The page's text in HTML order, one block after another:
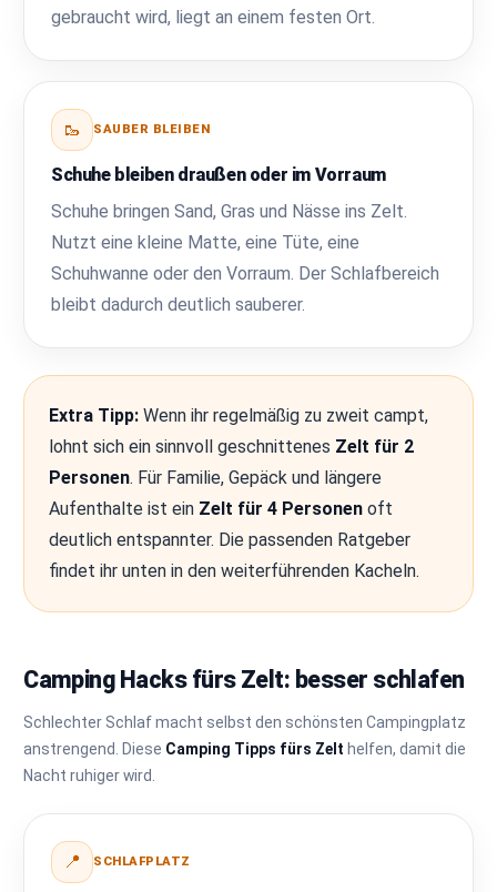
gebraucht wird, liegt an einem festen Ort.
🥾 SAUBER BLEIBEN
Schuhe bleiben draußen oder im Vorraum
Schuhe bringen Sand, Gras und Nässe ins Zelt.
Nutzt eine kleine Matte, eine Tüte, eine
Schuhwanne oder den Vorraum. Der Schlafbereich
bleibt dadurch deutlich sauberer.
Extra Tipp: Wenn ihr regelmäßig zu zweit campt,
lohnt sich ein sinnvoll geschnittenes Zelt für 2
Personen. Für Familie, Gepäck und längere
Aufenthalte ist ein Zelt für 4 Personen oft
deutlich entspannter. Die passenden Ratgeber
findet ihr unten in den weiterführenden Kacheln.
Camping Hacks fürs Zelt: besser schlafen
Schlechter Schlaf macht selbst den schönsten Campingplatz
anstrengend. Diese Camping Tipps fürs Zelt helfen, damit die
Nacht ruhiger wird.
📍 SCHLAFPLATZ